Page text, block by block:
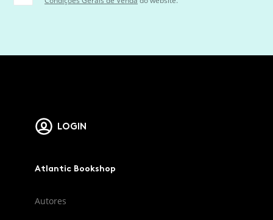
LOGIN
Atlantic Bookshop
Autores